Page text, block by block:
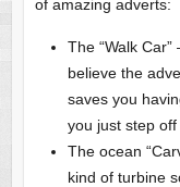
of amazing adverts:
The “Walk
believe the
saves you
you just step off
The ocean
kind of turbine